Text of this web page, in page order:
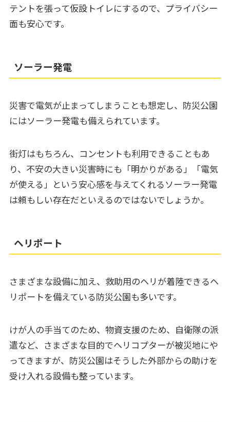
テントを張って仮設トイレにするので、プライバシー
面も安心です。
ソーラー発電
災害で電気が止まってしまうことも想定し、防災公園
にはソーラー発電も備えられています。
街灯はもちろん、コンセントも利用できることもあ
り、不安の大きい災害時にも「明かりがある」「電気
が使える」という安心感を与えてくれるソーラー発電
は頼もしい存在だといえるのではないでしょうか。
ヘリポート
さまざまな設備に加え、救助用のヘリが着陸できるヘ
リポートを備えている防災公園も多いです。
けが人の手当てのため、物資支援のため、自衛隊の派
遣など、さまざまな目的でヘリコプターが被災地にや
ってきますが、防災公園はそうした外部からの助けを
受け入れる設備も整っています。